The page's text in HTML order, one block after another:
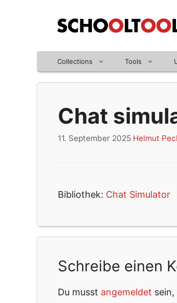
Collections Tools
Chat
11. September 2025 Helmut
Bibliothek: Chat Simulator
Schreibe einen
Du musst angemeldet